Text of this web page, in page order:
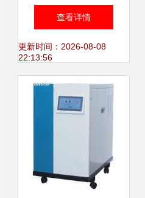
内部结构 以恒波超
声波设备为例
查看详情
更新时间：2026-08-08
22:13:56